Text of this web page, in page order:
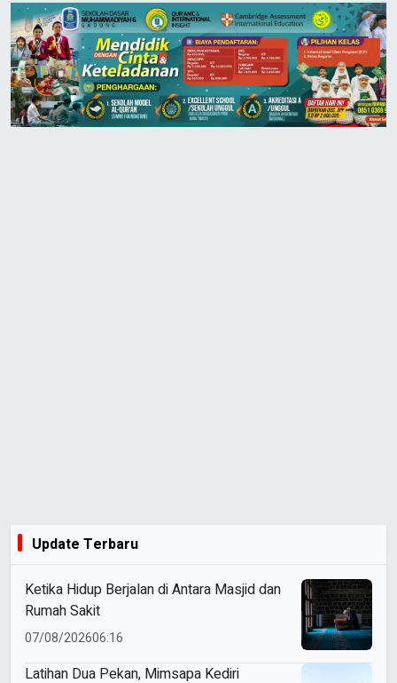
Update Terbaru
Ketika Hidup Berjalan di Antara Masjid dan
Rumah Sakit
07/08/202606:16
Latihan Dua Pekan, Mimsapa Kediri